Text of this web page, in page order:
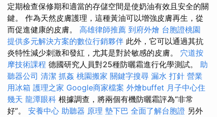
定期檢查保修期和適當的存儲空間是使奶油有效且安全的關
鍵。 作為天然皮膚護理，這種黃油可以增強皮膚再生，從
而促進健康的皮膚。 高雄律師推薦 到府外燴 台胞證桃園
提供多元解決方案的數位行銷夥伴 此外，它可以通過其抗
炎特性減少刺激和發紅，尤其是對於敏感的皮膚。 穴道按
摩技術課程 德國研究人員對25種防曬霜進行化學測試。 助
聽器公司 清潔 抓姦 桃園搬家 關鍵字搜尋 漏水 打針 營業
用冰箱 護理之家 Google商家檔案 外燴buffet 月子中心住
幾天 龍潭眼科 根據調查，將兩個有機防曬霜評為“非常
好”。 安養中心 助聽器 原理 墊下巴 全面了解台胞證 另外